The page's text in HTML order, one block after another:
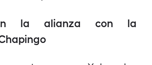
la alianza con la